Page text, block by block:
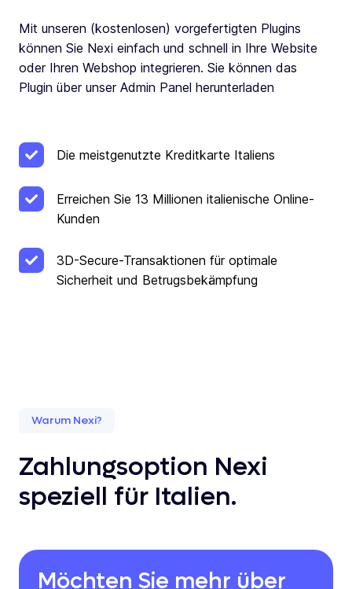
Mit unseren (kostenlosen) vorgefertigten Plugins
können Sie Nexi einfach und schnell in Ihre Website
oder Ihren Webshop integrieren. Sie können das
Plugin über unser Admin Panel herunterladen
Die meistgenutzte Kreditkarte Italiens
Erreichen Sie 13 Millionen italienische Online-
Kunden
3D-Secure-Transaktionen für optimale
Sicherheit und Betrugsbekämpfung
Warum Nexi?
Zahlungsoption Nexi
speziell für Italien.
Möchten Sie mehr über